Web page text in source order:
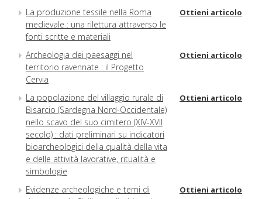
La produzione tessile nella Roma
medievale : una rilettura attraverso le
fonti scritte e materiali
Ottieni articolo
Archeologia dei paesaggi nel
territorio ravennate : il Progetto
Cervia
Ottieni articolo
La popolazione del villaggio rurale di
Bisarcio (Sardegna Nord-Occidentale)
nello scavo del suo cimitero (XIV-XVII
secolo) : dati preliminari su indicatori
bioarcheologici della qualità della vita
e delle attività lavorative, ritualità e
simbologie
Ottieni articolo
Evidenze archeologiche e temi di
Ottieni articolo